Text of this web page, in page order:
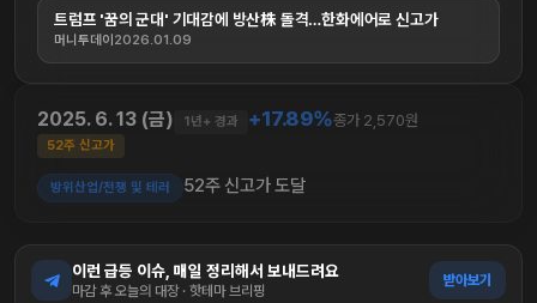
트럼프 '꿈의 군대' 기대감에 방산株 돌격…한화에어로 신고가
머니투데이2026.01.09
2025. 6. 13 (금) 1년+ 경과 +17.89%종가 2,570원
52주 신고가
방위산업/전쟁 및 테러 52주 신고가 도달
이런 급등 이슈, 매일 정리해서 보내드려요
마감 후 오늘의 대장 · 핫테마 브리핑
받아보기